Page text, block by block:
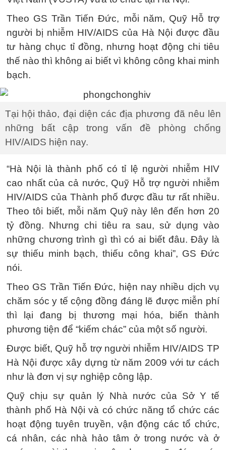
Theo GS Trần Tiến Đức, mỗi năm, Quỹ Hỗ trợ
người bị nhiễm HIV/AIDS của Hà Nội được đầu
tư hàng chục tỉ đồng, nhưng hoạt động chi tiêu
thế nào thì không ai biết vì không công khai minh
bạch.
Tại hội thảo, đại diện các địa phương đã nêu lên
những bất cập trong vấn đề phòng chống
HIV/AIDS hiện nay.
“Hà Nội là thành phố có tỉ lệ người nhiễm HIV
cao nhất của cả nước, Quỹ Hỗ trợ người nhiễm
HIV/AIDS của Thành phố được đầu tư rất nhiều.
Theo tôi biết, mỗi năm Quỹ này lên đến hơn 20
tỷ đồng. Nhưng chi tiêu ra sau, sử dụng vào
những chương trình gì thì có ai biết đâu. Đây là
sự thiếu minh bạch, thiếu công khai”, GS Đức
nói.
Theo GS Trần Tiến Đức, hiện nay nhiều dịch vụ
chăm sóc y tế cộng đồng đáng lẽ được miễn phí
thì lại đang bị thương mại hóa, biến thành
phương tiện để “kiếm chác” của một số người.
Được biết, Quỹ hỗ trợ người nhiễm HIV/AIDS TP
Hà Nội được xây dựng từ năm 2009 với tư cách
như là đơn vị sự nghiệp công lập.
Quỹ chịu sự quản lý Nhà nước của Sở Y tế
thành phố Hà Nội và có chức năng tổ chức các
hoạt động tuyên truyền, vận động các tổ chức,
cá nhân, các nhà hảo tâm ở trong nước và ở